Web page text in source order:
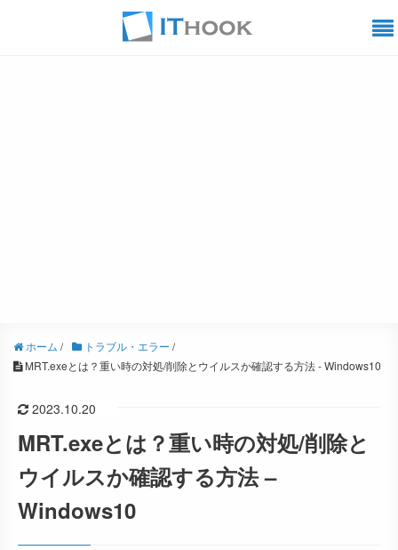
ホーム / トラブル・エラー /
MRT.exeとは？重い時の対処/削除とウイルスか確認する方法 - Windows10
2023.10.20
MRT.exeとは？重い時の対処/削除と
ウイルスか確認する方法 –
Windows10